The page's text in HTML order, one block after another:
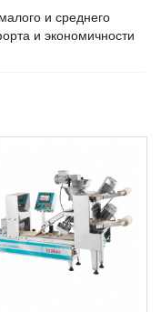
и среднего
и экономичности